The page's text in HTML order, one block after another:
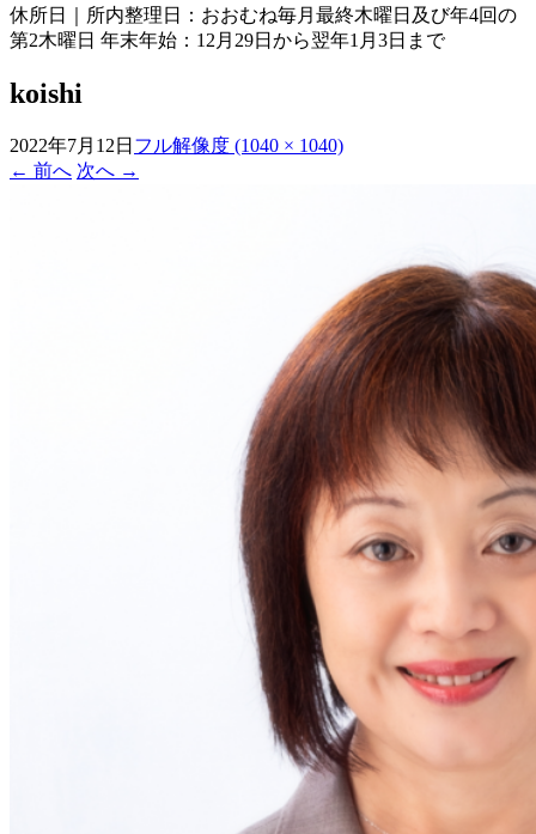
休所日｜所内整理日：おおむね毎月最終木曜日及び年4回の
第2木曜日 年末年始：12月29日から翌年1月3日まで
koishi
2022年7月12日 フル解像度 (1040 × 1040)
← 前へ 次へ →